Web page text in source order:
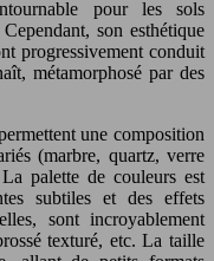
pour les sols
son esthétique
progressivement conduit
métamorphosé par des
une composition
(marbre, quartz, verre
palette de couleurs est
subtiles et des effets
sont incroyablement
texturé, etc. La taille